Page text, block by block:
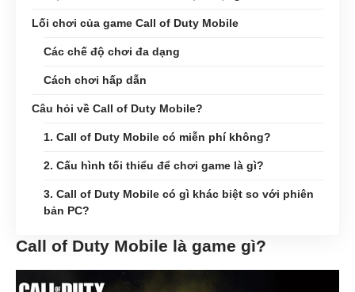
Lối chơi của game Call of Duty Mobile
Các chế độ chơi đa dạng
Cách chơi hấp dẫn
Câu hỏi về Call of Duty Mobile?
1. Call of Duty Mobile có miễn phí không?
2. Cấu hình tối thiểu để chơi game là gì?
3. Call of Duty Mobile có gì khác biệt so với phiên
bản PC?
Call of Duty Mobile là game gì?